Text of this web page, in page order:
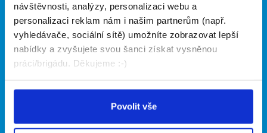
návštěvnosti, analýzy, personalizaci webu a
personalizaci reklam nám i našim partnerům (např.
vyhledávače, sociální sítě) umožníte zobrazovat lepší
nabídky a zvyšujete svou šanci získat vysněnou
práci/brigádu. Děkujeme :-)
Povolit vše
Brigádníci
Články
Hledané brigády
Firmy
Vložit inzerát
Ceník
Kontakt
Naše další projekty
Mobilní aplikace